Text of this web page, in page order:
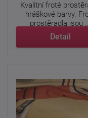
Kvalitní froté
hráškové barvy. Froté
prostěradla jsou
Detail